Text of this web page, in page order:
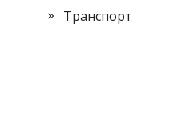
Транспорт